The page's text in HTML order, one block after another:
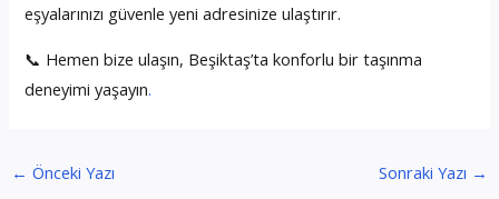
eşyalarınızı güvenle yeni adresinize ulaştırır.
📞 Hemen bize ulaşın, Beşiktaş’ta konforlu bir taşınma
deneyimi yaşayın.
← Önceki Yazı Sonraki Yazı →